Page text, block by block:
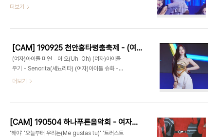
위키미키(Weki Meki) 최유정 - 피키피키(Picky
더보기
[CAM] 190925 천안흥타령춤축제 - (여자)아이들 by 다카코마츠
(여자)아이들 미연 - 어 오(Uh-Oh) (여자)아이들
우기 - Senorita(세뇨리타) (여자)아이들 슈화 -
LATATA (라타타)
더보기
[CAM] 190504 하나푸른음악회 - 여자친구 은하 by Harry
'해야' '오늘부터 우리는(Me gustas tu)' '트러스트